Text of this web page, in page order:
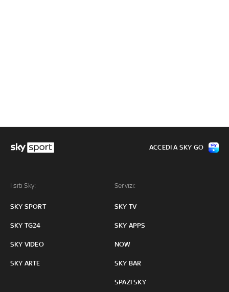
I siti Sky:
SKY SPORT
SKY TG24
SKY VIDEO
SKY ARTE
Servizi:
SKY TV
SKY APPS
NOW
SKY BAR
SPAZI SKY
ACCEDI A SKY GO